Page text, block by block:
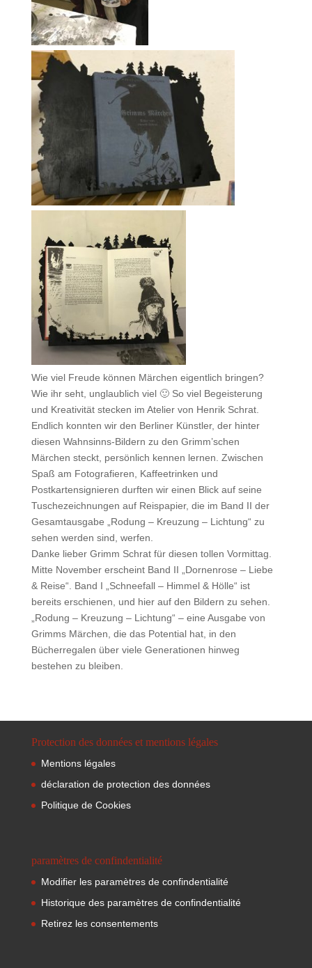
Wie viel Freude können Märchen eigentlich bringen?
Wie ihr seht, unglaublich viel 🙂 So viel Begeisterung
und Kreativität stecken im Atelier von Henrik Schrat.
Endlich konnten wir den Berliner Künstler, der hinter
diesen Wahnsinns-Bildern zu den Grimm’schen
Märchen steckt, persönlich kennen lernen. Zwischen
Spaß am Fotografieren, Kaffeetrinken und
Postkartensignieren durften wir einen Blick auf seine
Tuschezeichnungen auf Reispapier, die im Band II der
Gesamtausgabe „Rodung – Kreuzung – Lichtung“ zu
sehen werden sind, werfen.
Danke lieber Grimm Schratfür diesen tollen Vormittag.
Mitte November erscheint Band II „Dornenrose – Liebe
& Reise“. Band I „Schneefall – Himmel & Hölle“ ist
bereits erschienen, und hier auf den Bildern zu sehen.
„Rodung – Kreuzung – Lichtung“ – eine Ausgabe von
Grimms Märchen, die das Potential hat, in den
Bücherregalen über viele Generationen hinweg
bestehen zu bleiben.
Protection des données et mentions légales
Mentions légales
déclaration de protection des données
Politique de Cookies
paramètres de confindentialité
Modifier les paramètres de confindentialité
Historique des paramètres de confindentialité
Retirez les consentements